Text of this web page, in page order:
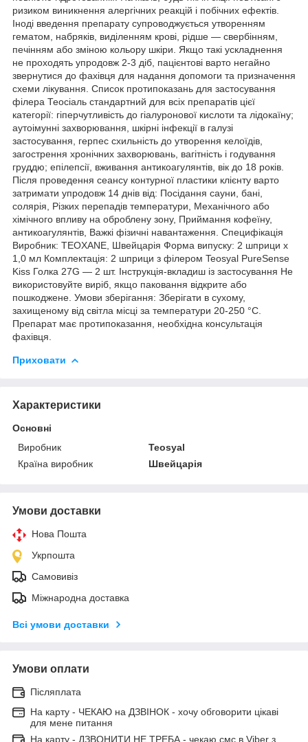
ризиком виникнення алергічних реакцій і побічних ефектів.
Іноді введення препарату супроводжується утворенням
гематом, набряків, виділенням крові, рідше — свербінням,
печінням або зміною кольору шкіри. Якщо такі ускладнення
не проходять упродовж 2-3 діб, пацієнтові варто негайно
звернутися до фахівця для надання допомоги та призначення
схеми лікування. Список протипоказань для застосування
філера Теосіаль стандартний для всіх препаратів цієї
категорії: гіперчутливість до гіалуронової кислоти та лідокаїну;
аутоімунні захворювання, шкірні інфекції в галузі
застосування, герпес схильність до утворення келоїдів,
загострення хронічних захворювань, вагітність і годування
груддю; епілепсії, вживання антикоагулянтів, вік до 18 років.
Після проведення сеансу контурної пластики клієнту варто
затримати упродовж 14 днів від: Посідання сауни, бані,
солярія, Різких перепадів температури, Механічного або
хімічного впливу на оброблену зону, Приймання кофеїну,
антикоагулянтів, Важкі фізичні навантаження. Специфікація
Виробник: TEOXANE, Швейцарія Форма випуску: 2 шприци х
1,0 мл Комплектація: 2 шприци з філером Teosyal PureSense
Kiss Голка 27G — 2 шт. Інструкція-вкладиш із застосування Не
використовуйте виріб, якщо паковання відкрите або
пошкоджене. Умови зберігання: Зберігати в сухому,
захищеному від світла місці за температури 20-250 °C.
Препарат має протипоказання, необхідна консультація
фахівця.
Приховати
Характеристики
Основні
Виробник
Teosyal
Країна виробник
Швейцарія
Умови доставки
Нова Пошта
Укрпошта
Самовивіз
Міжнародна доставка
Всі умови доставки
Умови оплати
Післяплата
На карту - ЧЕКАЮ на ДЗВІНОК - хочу обговорити цікаві
для мене питання
На карту - ДЗВОНИТИ НЕ ТРЕБА - чекаю смс в Viber з